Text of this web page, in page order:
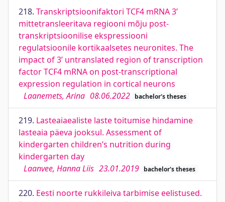
218. Transkriptsioonifaktori TCF4 mRNA 3’
mittetransleeritava regiooni mõju post-
transkriptsioonilise ekspressiooni
regulatsioonile kortikaalsetes neuronites. The
impact of 3’ untranslated region of transcription
factor TCF4 mRNA on post-transcriptional
expression regulation in cortical neurons
Laanemets, Arina 08.06.2022 bachelor's theses
219. Lasteaiaealiste laste toitumise hindamine
lasteaia päeva jooksul. Assessment of
kindergarten children’s nutrition during
kindergarten day
Laanvee, Hanna Liis 23.01.2019 bachelor's theses
220. Eesti noorte rukkileiva tarbimise eelistused.